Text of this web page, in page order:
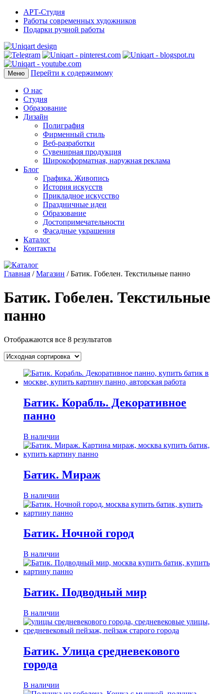
АРТ-Студия
Работы современных художников
Подарки ручной работы
Меню Перейти к содержимому
О нас
Студия
Образование
Дизайн
Полиграфия
Фирменный стиль
Веб-разработки
Сувенирная продукция
Широкоформатная, наружная реклама
Блог
Графика. Живопись
История искусств
Прикладное искусство
Праздничные идеи
Образование
Достопримечательности
Фасадные украшения
Каталог
Контакты
Главная /Магазин / Батик. Гобелен. Текстильные панно
Батик. Гобелен. Текстильные
панно
Отображаются все 8 результатов
Батик. Корабль. Декоративное
панно
В наличии
Батик. Мираж
В наличии
Батик. Ночной город
В наличии
Батик. Подводный мир
В наличии
Батик. Улица средневекового
города
В наличии